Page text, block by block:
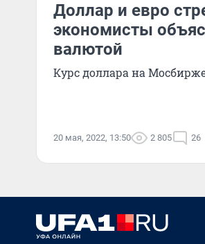
Доллар и евро
экономисты
валютой
Курс доллара на
20 мая, 2022, 13:50 2 805 26